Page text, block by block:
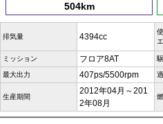
504km
排気量 4394cc
ミッション フロア8AT
最大出力 407ps/5500rpm
生産期間
2012年04月～201
2年08月